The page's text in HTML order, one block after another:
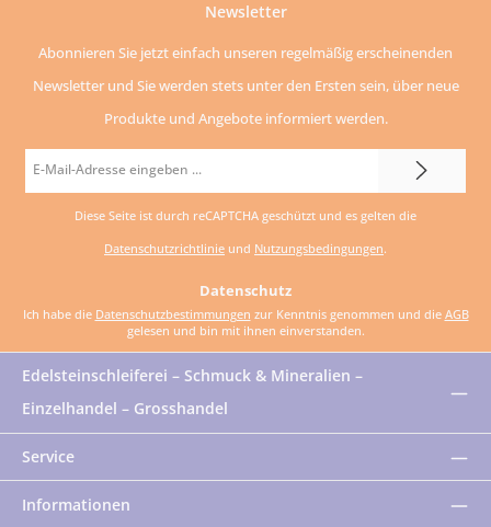
Newsletter
Abonnieren Sie jetzt einfach unseren regelmäßig erscheinenden
Newsletter und Sie werden stets unter den Ersten sein, über neue
Produkte und Angebote informiert werden.
E-
Mail-
Diese Seite ist durch reCAPTCHA geschützt und es gelten die
Datenschutzrichtlinie und Nutzungsbedingungen.
Datenschutz
Ich habe die Datenschutzbestimmungen zur Kenntnis genommen und die AGB
gelesen und bin mit ihnen einverstanden.
Edelsteinschleiferei – Schmuck & Mineralien –
Einzelhandel – Grosshandel
Service
Informationen